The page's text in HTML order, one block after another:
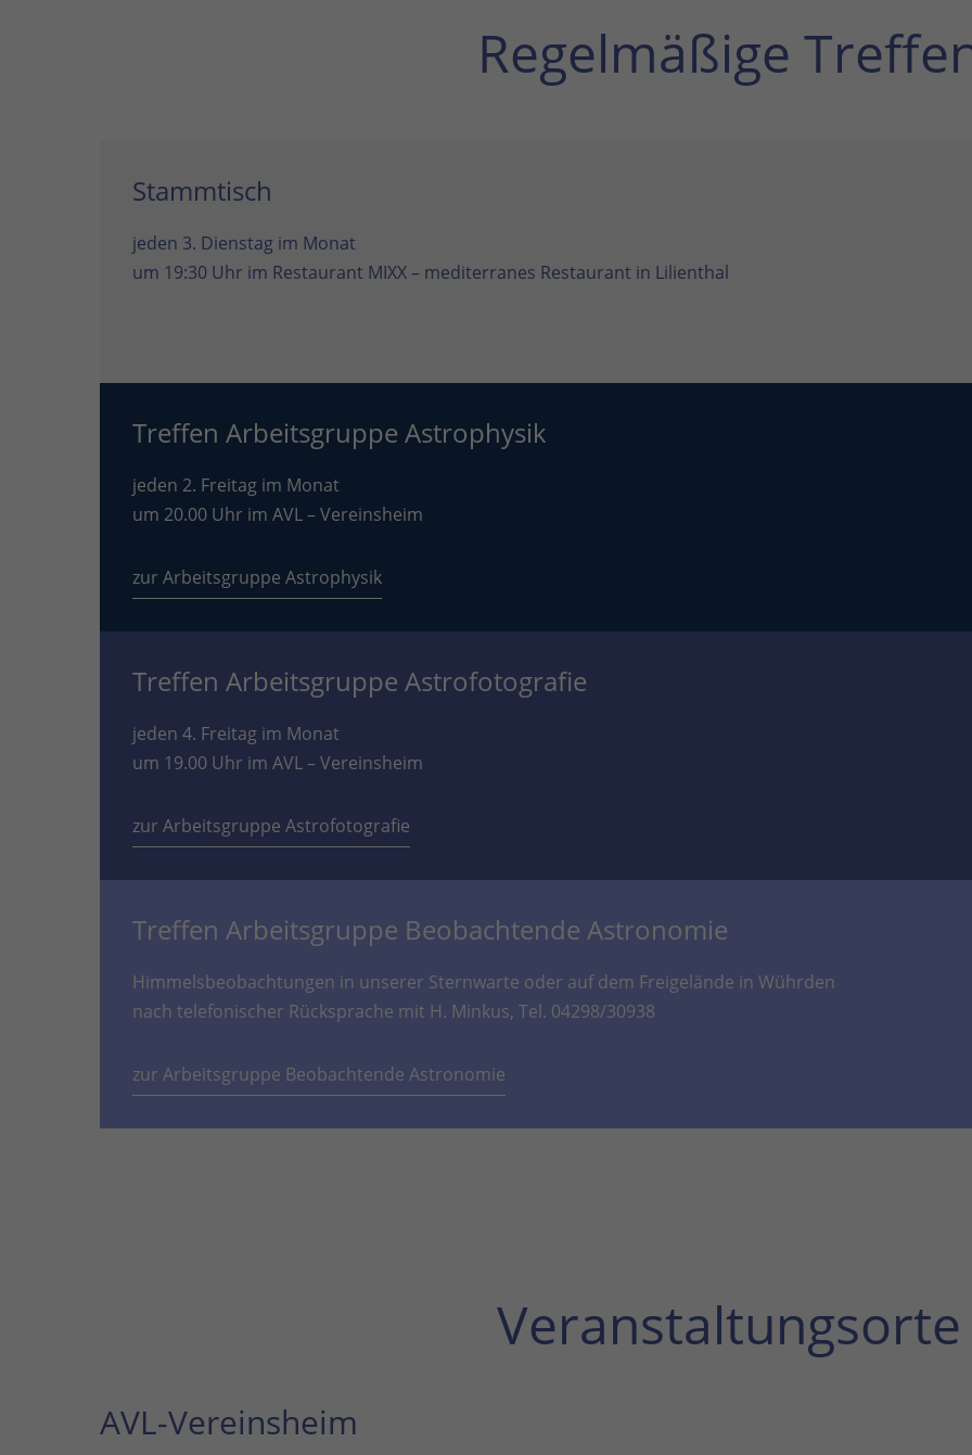
Regelmäßige
Stammtisch
jeden 3. Dienstag im Monat
um 19:30 Uhr im Restaurant MIXX – mediterranes Restaurant in Lilienthal
Treffen Arbeitsgruppe Astrophysik
jeden 2. Freitag im Monat
um 20.00 Uhr im AVL – Vereinsheim
zur Arbeitsgruppe Astrophysik
Treffen Arbeitsgruppe Astrofotografie
jeden 4. Freitag im Monat
um 19.00 Uhr im AVL – Vereinsheim
zur Arbeitsgruppe Astrofotografie
Treffen Arbeitsgruppe Beobachtende Astronomie
Himmelsbeobachtungen in unserer Sternwarte oder auf dem Freigelände in Wührden
nach telefonischer Rücksprache mit H. Minkus, Tel. 04298/30938
zur Arbeitsgruppe Beobachtende Astronomie
Veranstaltungsorte
AVL-Vereinsheim